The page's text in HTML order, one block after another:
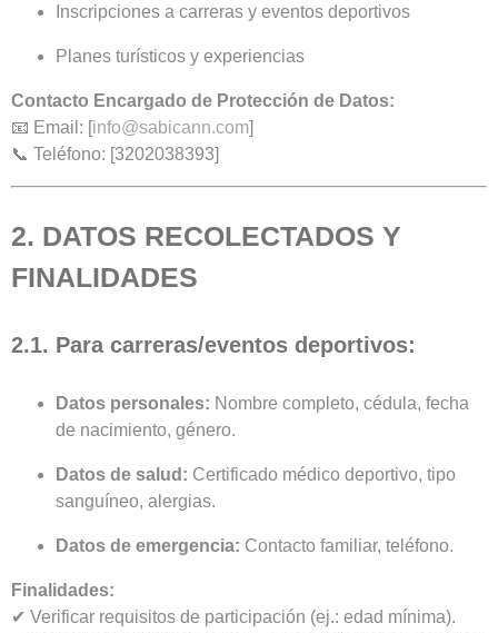
Inscripciones a carreras y eventos deportivos
Planes turísticos y experiencias
Contacto Encargado de Protección de Datos:
📧 Email: [info@sabicann.com]
📞 Teléfono: [3202038393]
2. DATOS RECOLECTADOS Y
FINALIDADES
2.1. Para carreras/eventos deportivos:
Datos personales: Nombre completo, cédula, fecha
de nacimiento, género.
Datos de salud: Certificado médico deportivo, tipo
sanguíneo, alergias.
Datos de emergencia: Contacto familiar, teléfono.
Finalidades:
✔ Verificar requisitos de participación (ej.: edad mínima).